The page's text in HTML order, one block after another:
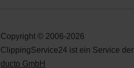
Copyright © 2006-2026
ClippingService24 ist ein Service der
ducto GmbH